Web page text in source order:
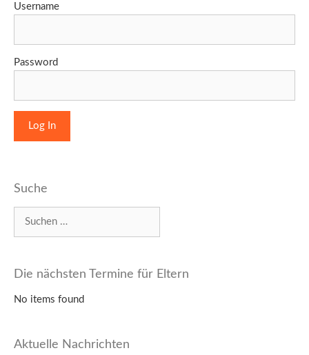
Username
Password
Suche
Die nächsten Termine für Eltern
No items found
Aktuelle Nachrichten